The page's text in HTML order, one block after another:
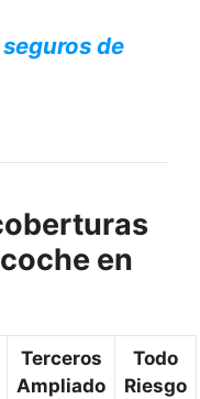
de
en
Terceros
Ampliado
Todo
Riesgo